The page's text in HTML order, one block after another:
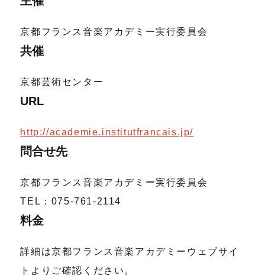
京都フランス音楽アカデミー実行委員会
共催
京都芸術センター
URL
http://academie.institutfrancais.jp/
問合せ先
京都フランス音楽アカデミー実行委員会
TEL：075-761-2114
料金
詳細は京都フランス音楽アカデミーウェブサイ
トよりご確認ください。